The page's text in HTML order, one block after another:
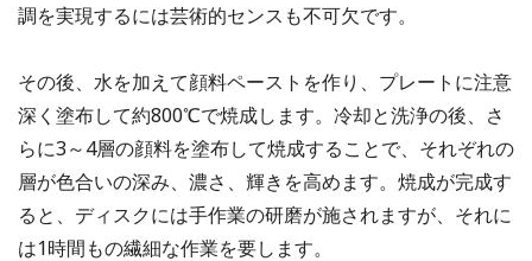
調を実現するには芸術的センスも不可欠です。
その後、水を加えて顔料ペーストを作り、プレートに注意
深く塗布して約800℃で焼成します。冷却と洗浄の後、さ
らに3～4層の顔料を塗布して焼成することで、それぞれの
層が色合いの深み、濃さ、輝きを高めます。焼成が完成す
ると、ディスクには手作業の研磨が施されますが、それに
は1時間もの繊細な作業を要します。